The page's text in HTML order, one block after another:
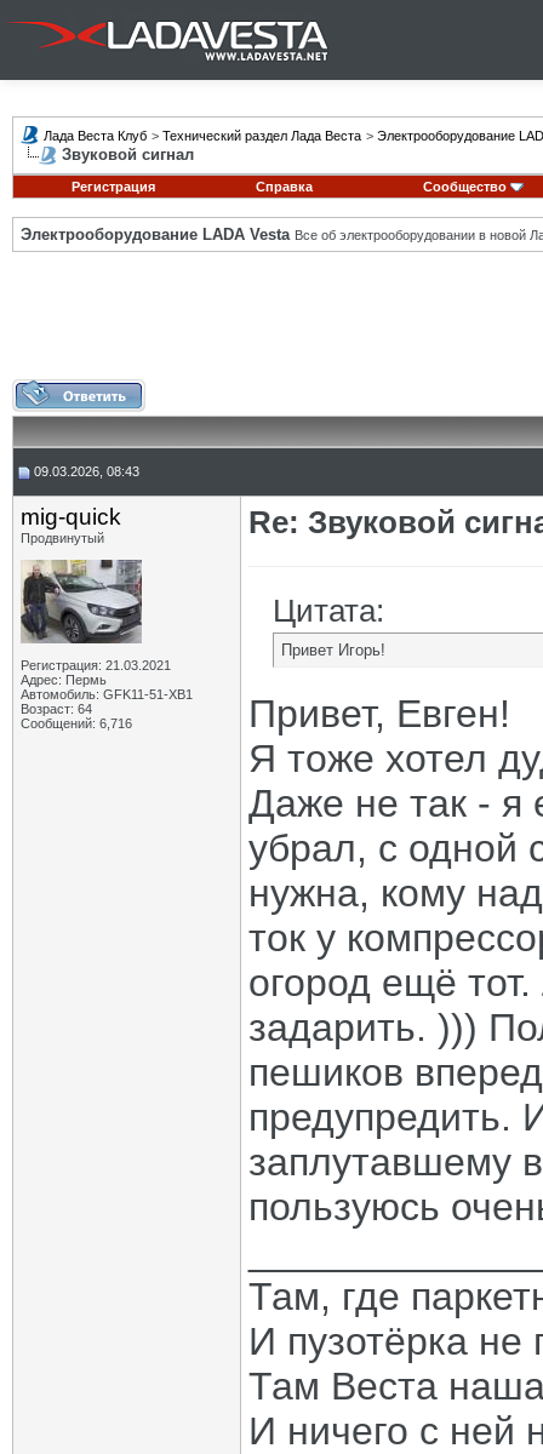
Лада Веста Клуб > Технический раздел Лада Веста > Электрооборудование
Звуковой сигнал
Регистрация Справка Сообщество
Электрооборудование LADA Vesta Все об электрооборудовании в новой
09.03.2026, 08:43
mig-quick
Продвинутый
Регистрация: 21.03.2021
Адрес: Пермь
Автомобиль: GFK11-51-ХВ1
Возраст: 64
Сообщений: 6,716
Re: Звуковой
Цитата:
Привет Игорь!
Привет, Евген!
Я тоже хотел
Даже не так - я
убрал, с одной
нужна, кому
ток у
огород ещё
задарить. )))
пешиков
предупредить.
заплутавшему
пользуюсь
Там, где
И пузотёрка не
Там Веста
И ничего с ней